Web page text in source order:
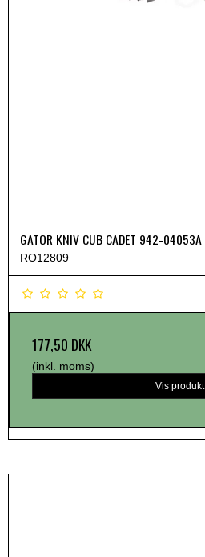
GATOR KNIV CUB CADET 942-04053A
RO12809
177,50 DKK
(inkl. moms)
Vis produkt